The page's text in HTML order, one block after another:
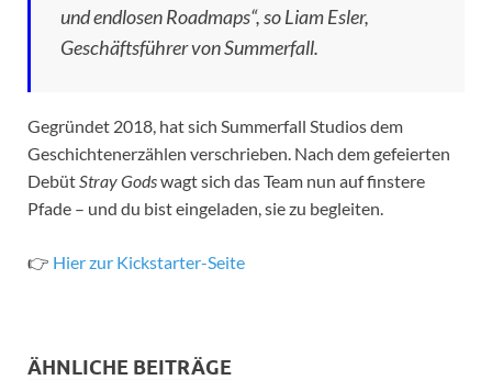
und endlosen Roadmaps“, so Liam Esler,
Geschäftsführer von Summerfall.
Gegründet 2018, hat sich Summerfall Studios dem
Geschichtenerzählen verschrieben. Nach dem gefeierten
DebütStray Godswagt sich das Team nun auf finstere
Pfade – und du bist eingeladen, sie zu begleiten.
👉 Hier zur Kickstarter-Seite
ÄHNLICHE BEITRÄGE